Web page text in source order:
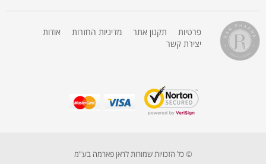
פרטיות תקנון אתר מדיניות החזרות
אודות
יצירת קשר
© כל הזכויות שמורות לראן פארמה בע”מ